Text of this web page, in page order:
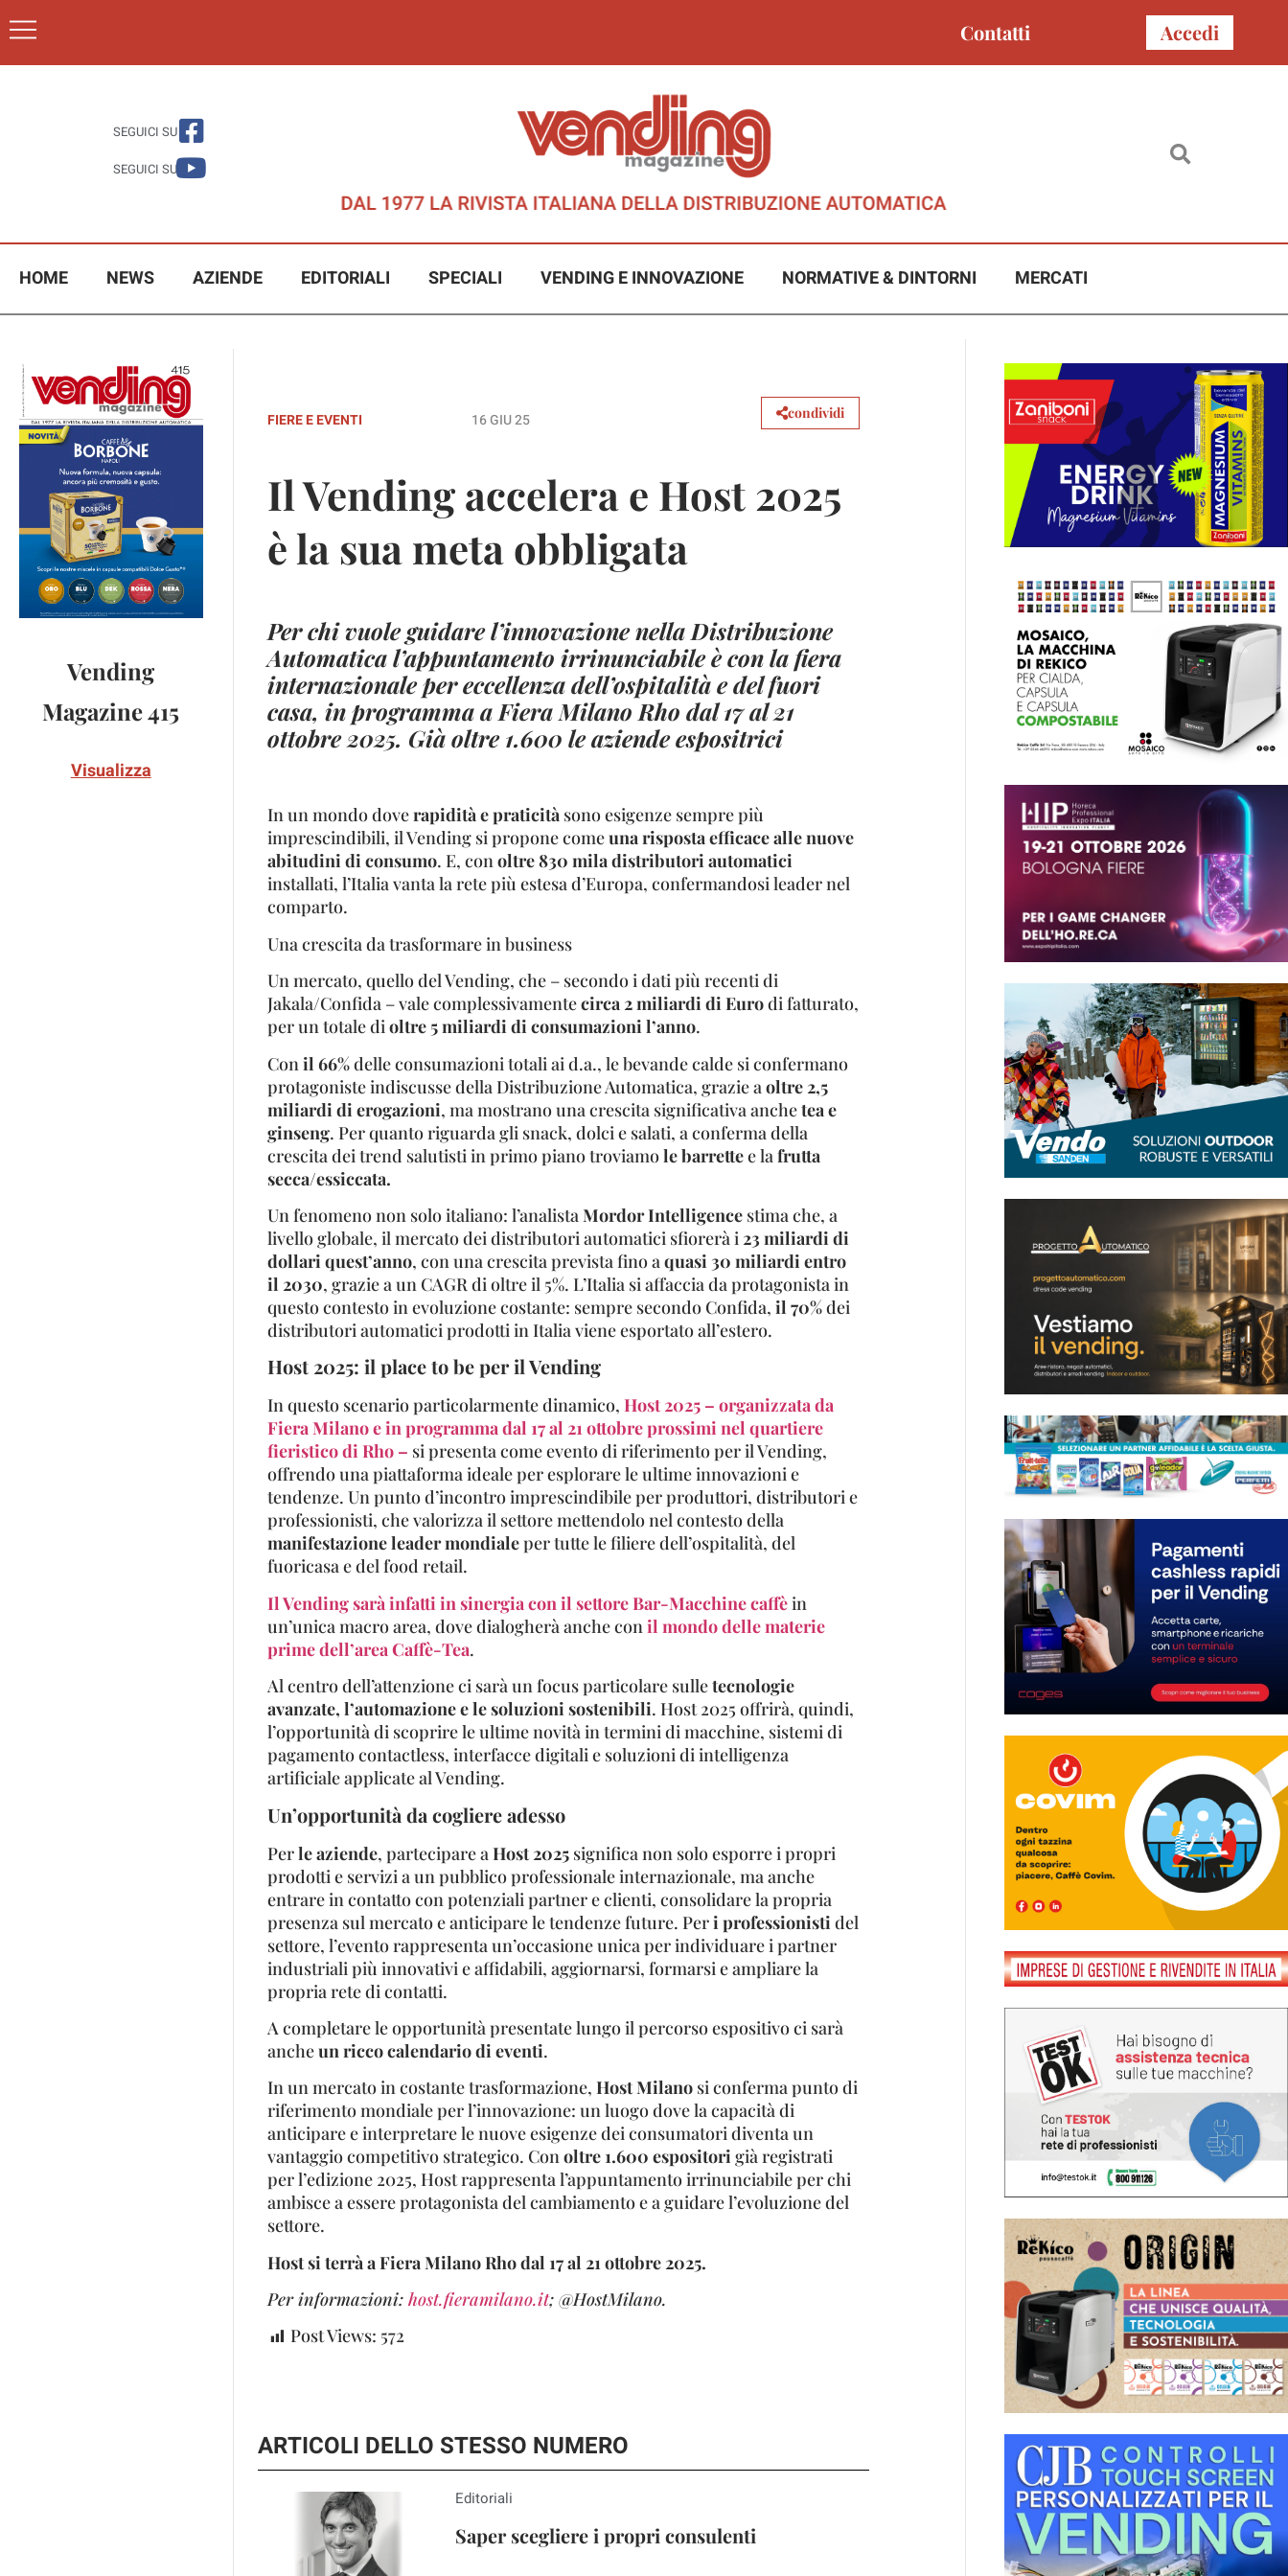
Contatti Accedi
SEGUICI SU
SEGUICI SU
HOME NEWS AZIENDE EDITORIALI SPECIALI VENDING E INNOVAZIONE NORMATIVE & DINTORNI MERCATI
Vending
Magazine 415
Visualizza
FIERE E EVENTI 16 GIU 25 condividi
Il Vending accelera e Host 2025
è la sua meta obbligata
Per chi vuole guidare l’innovazione nella Distribuzione
Automatica l’appuntamento irrinunciabile è con la fiera
internazionale per eccellenza dell’ospitalità e del fuori
casa, in programma a Fiera Milano Rho dal 17 al 21
ottobre 2025. Già oltre 1.600 le aziende espositrici
In un mondo doverapidità e praticitàsono esigenze sempre più
imprescindibili, il Vending si propone comeuna risposta efficace alle nuove
abitudini di consumo. E, conoltre 830 mila distributori automatici
installati, l’Italia vanta la rete più estesa d’Europa, confermandosi leader nel
comparto.
Una crescita da trasformare in business
Un mercato, quello del Vending, che – secondo i dati più recenti di
Jakala/Confida – vale complessivamentecirca 2 miliardi di Eurodi fatturato,
per un totale dioltre 5 miliardi di consumazioni l’anno.
Con il 66%delle consumazioni totali ai d.a., le bevande calde si confermano
protagoniste indiscusse della Distribuzione Automatica, grazie a oltre 2,5
miliardi di erogazioni, ma mostrano una crescita significativa anchetea e
ginseng. Per quanto riguarda gli snack, dolci e salati, a conferma della
crescita dei trend salutisti in primo piano troviamole barrettee la frutta
secca/essiccata.
Un fenomeno non solo italiano: l’analistaMordor Intelligencestima che, a
livello globale, il mercato dei distributori automatici sfiorerà i23 miliardi di
dollari quest’anno, con una crescita prevista fino aquasi 30 miliardi entro
il 2030, grazie a un CAGR di oltre il 5%. L’Italia si affaccia da protagonista in
questo contesto in evoluzione costante: sempre secondo Confida, il 70%dei
distributori automatici prodotti in Italia viene esportato all’estero.
Host 2025: il place to be per il Vending
In questo scenario particolarmente dinamico, Host 2025 – organizzata da
Fiera Milano e in programma dal 17 al 21 ottobre prossimi nel quartiere
fieristico di Rho – si presenta come evento di riferimento per il Vending,
offrendo una piattaforma ideale per esplorare le ultime innovazioni e
tendenze. Un punto d’incontro imprescindibile per produttori, distributori e
professionisti, che valorizza il settore mettendolo nel contesto della
manifestazione leader mondialeper tutte le filiere dell’ospitalità, del
fuoricasa e del food retail.
Il Vending sarà infatti in sinergia con il settore Bar-Macchine caffèin
un’unica macro area, dove dialogherà anche con il mondo delle materie
prime dell’area Caffè-Tea.
Al centro dell’attenzione ci sarà un focus particolare sulletecnologie
avanzate, l’automazione e le soluzioni sostenibili. Host 2025 offrirà, quindi,
l’opportunità di scoprire le ultime novità in termini di macchine, sistemi di
pagamento contactless, interfacce digitali e soluzioni di intelligenza
artificiale applicate al Vending.
Un’opportunità da cogliere adesso
Perle aziende, partecipare a Host 2025significa non solo esporre i propri
prodotti e servizi a un pubblico professionale internazionale, ma anche
entrare in contatto con potenziali partner e clienti, consolidare la propria
presenza sul mercato e anticipare le tendenze future. Peri professionisti del
settore, l’evento rappresenta un’occasione unica per individuare i partner
industriali più innovativi e affidabili, aggiornarsi, formarsi e ampliare la
propria rete di contatti.
A completare le opportunità presentate lungo il percorso espositivo ci sarà
ancheun ricco calendario di eventi.
In un mercato in costante trasformazione, Host Milanosi conferma punto di
riferimento mondiale per l’innovazione: un luogo dove la capacità di
anticipare e interpretare le nuove esigenze dei consumatori diventa un
vantaggio competitivo strategico. Conoltre 1.600 espositorigià registrati
per l’edizione 2025, Host rappresenta l’appuntamento irrinunciabile per chi
ambisce a essere protagonista del cambiamento e a guidare l’evoluzione del
settore.
Host si terrà a Fiera Milano Rho dal 17 al 21 ottobre 2025.
Per informazioni: host.fieramilano.it; @HostMilano.
Post Views: 572
ARTICOLI DELLO STESSO NUMERO
Editoriali
Saper scegliere i propri consulenti